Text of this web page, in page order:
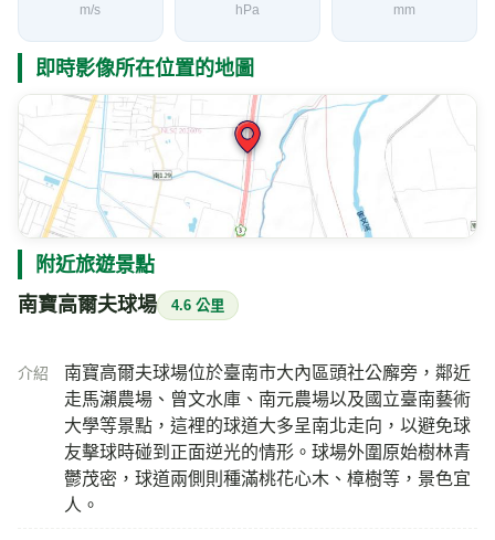
m/s hPa mm
即時影像所在位置的地圖
附近旅遊景點
南寶高爾夫球場 4.6 公里
介紹
南寶高爾夫球場位於臺南市大內區頭社公廨旁，鄰近
走馬瀨農場、曾文水庫、南元農場以及國立臺南藝術
大學等景點，這裡的球道大多呈南北走向，以避免球
友擊球時碰到正面逆光的情形。球場外圍原始樹林青
鬱茂密，球道兩側則種滿桃花心木、樟樹等，景色宜
人。